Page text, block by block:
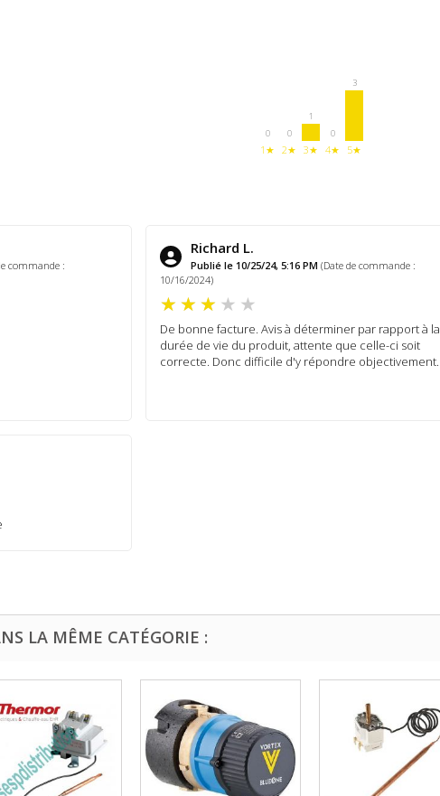
0
1★
0
2★
1
3★
0
4★
3
5★
commande :
Richard L.
Publié le 10/25/24, 5:16 PM (Date de commande :
10/16/2024)
De bonne facture. Avis à déterminer par rapport à la
durée de vie du produit, attente que celle-ci soit
correcte. Donc difficile d'y répondre objectivement.
LA MÊME CATÉGORIE :